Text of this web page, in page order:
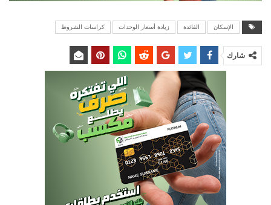
الإسكان الفائدة زيادة أسعار الوحدات كراسات الشروط
شارك